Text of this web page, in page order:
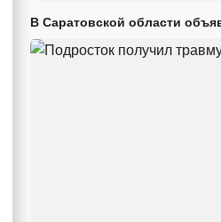
В Саратовской области